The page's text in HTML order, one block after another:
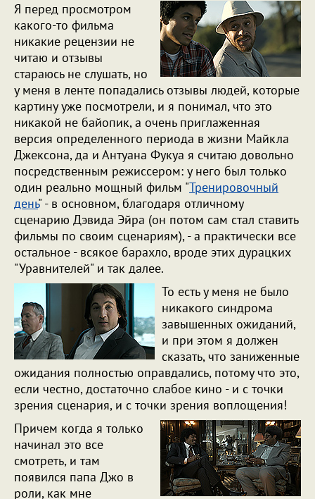
Я перед просмотром
какого-то фильма
никакие рецензии не
читаю и отзывы
стараюсь не слушать, но
у меня в ленте попадались отзывы людей, которые
картину уже посмотрели, и я понимал, что это
никакой не байопик, а очень приглаженная
версия определенного периода в жизни Майкла
Джексона, да и Антуана Фукуа я считаю довольно
посредственным режиссером: у него был только
один реально мощный фильм "Тренировочный
день" - в основном, благодаря отличному
сценарию Дэвида Эйра (он потом сам стал ставить
фильмы по своим сценариям), - а практически все
остальное - всякое барахло, вроде этих дурацких
"Уравнителей" и так далее.
То есть у меня не было
никакого синдрома
завышенных ожиданий,
и при этом я должен
сказать, что заниженные
ожидания полностью оправдались, потому что это,
если честно, достаточно слабое кино - и с точки
зрения сценария, и с точки зрения воплощения!
Причем когда я только
начинал это все
смотреть, и там
появился папа Джо в
роли, как мне